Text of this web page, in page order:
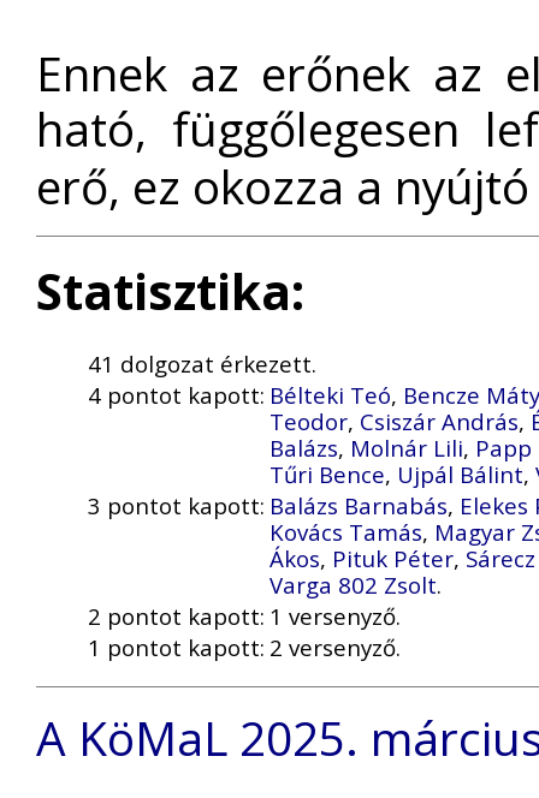
Ennek az erőnek az
ható, függőlegesen
erő, ez okozza a
Statisztika:
41 dolgozat érkezett.
4 pontot kapott: Bélteki Teó, Bencze
Teodor, Csiszár András,
Balázs, Molnár Lili,
Tűri Bence, Ujpál Bálint,
3 pontot kapott: Balázs Barnabás, Elekes
Kovács Tamás, Magyar
Ákos, Pituk Péter,
Varga 802 Zsolt.
2 pontot kapott: 1 versenyző.
1 pontot kapott: 2 versenyző.
A KöMaL 2025.